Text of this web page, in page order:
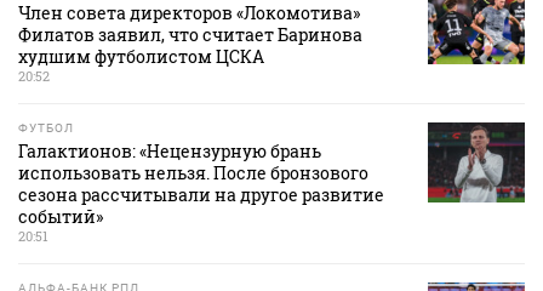
Член совета директоров «Локомотива»
Филатов заявил, что считает Баринова
худшим футболистом ЦСКА
20:52
ФУТБОЛ
Галактионов: «Нецензурную брань
использовать нельзя. После бронзового
сезона рассчитывали на другое развитие
событий»
20:51
АЛЬФА-БАНК РПЛ